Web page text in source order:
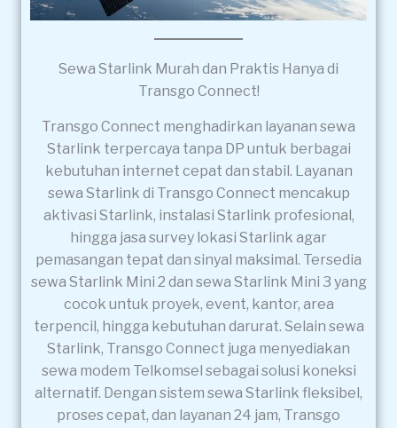
Sewa Starlink Murah dan Praktis Hanya di
Transgo Connect!
Transgo Connect menghadirkan layanan sewa
Starlink terpercaya tanpa DP untuk berbagai
kebutuhan internet cepat dan stabil. Layanan
sewa Starlink di Transgo Connect mencakup
aktivasi Starlink, instalasi Starlink profesional,
hingga jasa survey lokasi Starlink agar
pemasangan tepat dan sinyal maksimal. Tersedia
sewa Starlink Mini 2 dan sewa Starlink Mini 3 yang
cocok untuk proyek, event, kantor, area
terpencil, hingga kebutuhan darurat. Selain sewa
Starlink, Transgo Connect juga menyediakan
sewa modem Telkomsel sebagai solusi koneksi
alternatif. Dengan sistem sewa Starlink fleksibel,
proses cepat, dan layanan 24 jam, Transgo